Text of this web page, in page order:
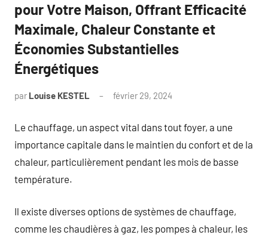
pour Votre Maison, Offrant Efficacité
Maximale, Chaleur Constante et
Économies Substantielles
Énergétiques
par Louise KESTEL février 29, 2024
Le chauffage, un aspect vital dans tout foyer, a une
importance capitale dans le maintien du confort et de la
chaleur, particulièrement pendant les mois de basse
température.
Il existe diverses options de systèmes de chauffage,
comme les chaudières à gaz, les pompes à chaleur, les